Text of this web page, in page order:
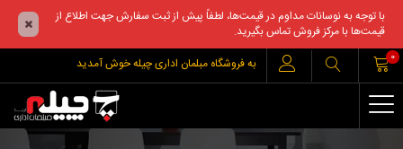
با توجه به نوسانات مداوم در قیمت‌ها، لطفاً پیش از ثبت سفارش جهت اطلاع از
قیمت‌ها با مرکز فروش تماس بگیرید.
به فروشگاه مبلمان اداری چیله خوش آمدید
0